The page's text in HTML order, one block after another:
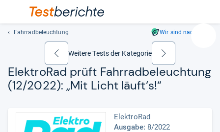
Fahrradbeleuchtung Wir sind nachhaltig
Elek­tro­Rad prüft Fahr­rad­be­leuch­tung
(12/2022): „Mit Licht läuft‘s!“
zurück Weitere Tests der Kategorie weiter
ElektroRad
Ausgabe: 8/2022